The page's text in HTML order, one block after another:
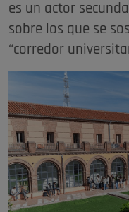
es un actor
sobre los que se
“corredor